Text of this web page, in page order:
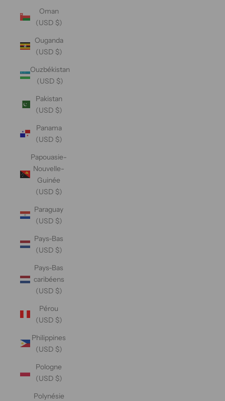
Oman
(USD $)
Ouganda
(USD $)
Ouzbékistan
(USD $)
Pakistan
(USD $)
Panama
(USD $)
Papouasie-
Nouvelle-
Guinée
(USD $)
Paraguay
(USD $)
Pays-Bas
(USD $)
Pays-Bas
caribéens
(USD $)
Pérou
(USD $)
Philippines
(USD $)
Pologne
(USD $)
Polynésie